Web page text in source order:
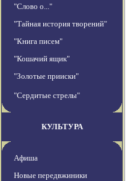
"Слово о..."
"Тайная история творений"
"Книга писем"
"Кошачий ящик"
"Золотые прииски"
"Сердитые стрелы"
КУЛЬТУРА
Афиша
Новые передвжиники